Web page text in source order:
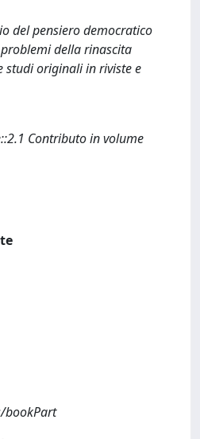
del pensiero democratico
della rinascita
studi originali in riviste e
Contributo in volume
bookPart